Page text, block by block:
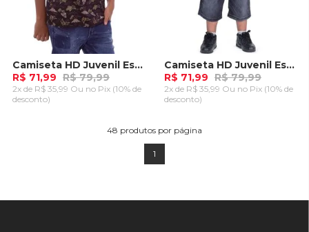
Camiseta HD Juvenil Especial Estampada Island Preta
R$ 71,99 R$ 79,99
2x de R$ 35,99 Ou no Pix (10% de
desconto)
Camiseta HD Juvenil Especial Estampada Island Azul Marinho
R$ 71,99 R$ 79,99
2x de R$ 35,99 Ou no Pix (10% de
desconto)
48 produtos por página
1